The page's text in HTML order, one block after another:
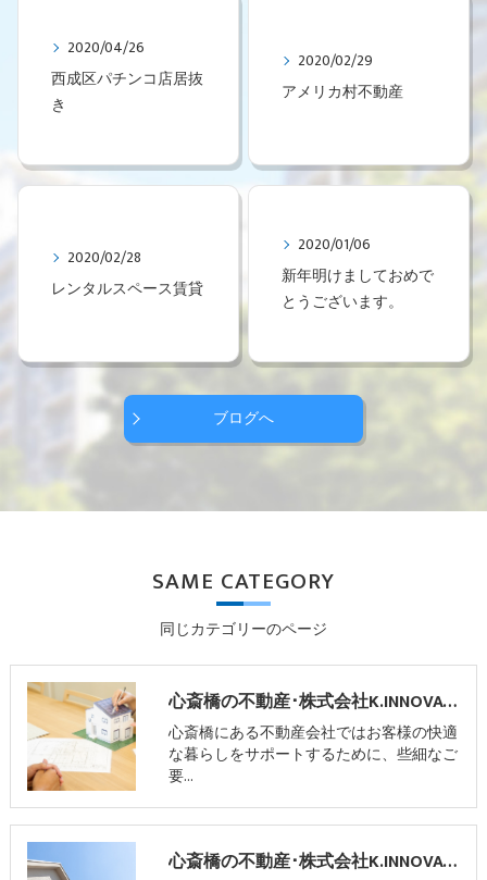
2020/04/26
西成区パチンコ店居抜
き
2020/02/29
アメリカ村不動産
2020/02/28
レンタルスペース賃貸
2020/01/06
新年明けましておめで
とうございます。
ブログへ
同じカテゴリーのページ
SAME CATEGORY
心斎橋の不動産･株式会社K.INNOVATIONの口コミ情報
心斎橋にある不動産会社ではお客様の快適
な暮らしをサポートするために、些細なご
要…
心斎橋の不動産･株式会社K.INNOVATIONの評判